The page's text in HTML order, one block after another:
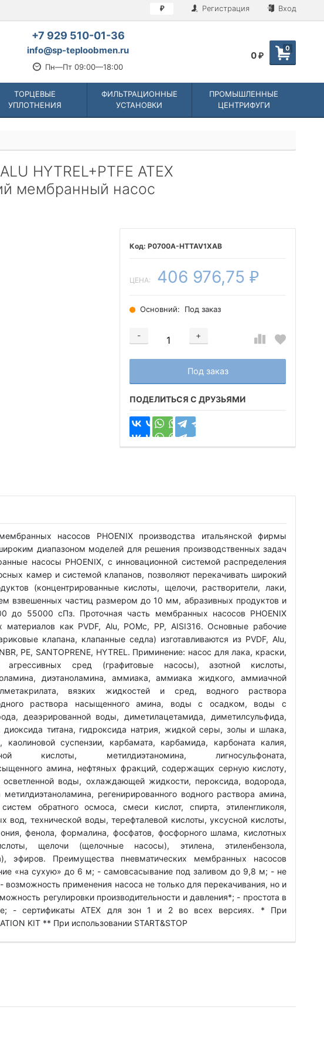
₽ Регистрация Вход
+7 929 510-01-36
info@sp-teploobmen.ru
Пн—Пт 09:00—18:00
0
0 ₽
ТОРЦЕВЫЕ
УПЛОТНЕНИЯ
ФИЛЬТРАЦИОННЫЕ
УСТАНОВКИ
ПРОМЫШЛЕННЫЕ
ЦЕНТРИФУГИ
HYTREL+PTFE ATEX
мембранный насос
P0700A-HTTAV1XAB
ЦЕНА: 406 976,75 ₽
Основний: Под заказ
-
+
Добавляется...
Под заказ
Добавлен
ПОДЕЛИТЬСЯ С ДРУЗЬЯМИ
насосов PHOENIX производства итальянской фирмы
диапазоном моделей для решения производственных задач
насосы PHOENIX, с инновационной системой распределения
камер и системой клапанов, позволяют перекачивать широкий
(концентрированные кислоты, щелочи, растворители, лаки,
взвешенных частиц размером до 10 мм, абразивных продуктов и
до 55000 сПз. Проточная часть мембранных насосов PHOENIX
материалов как PVDF, Alu, POMc, PP, AISI316. Основные рабочие
клапана, клапанные седла) изготавливаются из PVDF, Alu,
PE, SANTOPRENE, HYTREL. Приминение: насос для лака, краски,
агрессивных сред (графитовые насосы), азотной кислоты,
диэтаноламина, аммиака, аммиака жидкого, аммиачной
вязких жидкостей и сред, водного раствора
раствора насыщенного амина, воды с осадком, воды с
деаэрированной воды, диметилацетамида, диметилсульфида,
диоксида титана, гидроксида натрия, жидкой серы, золы и шлака,
каолиновой суспензии, карбамата, карбамида, карбоната калия,
кислоты, метилдиэтаномина, лигносульфоната,
амина, нефтяных фракций, содержащих серную кислоту,
осветленной воды, охлаждающей жидкости, пероксида, водорода,
регенирированного водного раствора амина,
обратного осмоса, смеси кислот, спирта, этиленгликоля,
вод, технической воды, терефталевой кислоты, уксусной кислоты,
фенола, формалина, фосфатов, фосфорного шлама, кислотных
щелочи (щелочные насосы), этилена, этиленбензола,
эфиров. Преимущества пневматических мембранных насосов
«на сухую» до 6 м; - самовсасывание под заливом до 9,8 м; - не
возможность применения насоса не только для перекачивания, но и
регулировки производительности и давления*; - простота в
- сертификаты ATEX для зон 1 и 2 во всех версиях. * При
KIT ** При использовании START&STOP